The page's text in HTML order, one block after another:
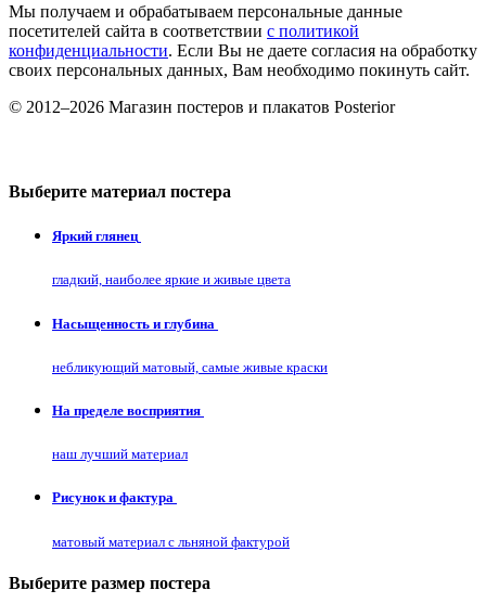
Мы получаем и обрабатываем персональные данные
посетителей сайта в соответствии с политикой
конфиденциальности. Если Вы не даете согласия на обработку
своих персональных данных, Вам необходимо покинуть сайт.
© 2012–2026 Магазин постеров и плакатов Posterior
Выберите материал постера
Яркий глянец
гладкий, наиболее яркие и живые цвета
Насыщенность и глубина
небликующий матовый, самые живые краски
На пределе восприятия
наш лучший материал
Рисунок и фактура
матовый материал с льняной фактурой
Выберите размер постера